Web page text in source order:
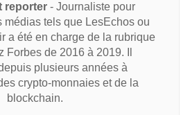
reporter- Journaliste pour
médias tels que LesEchos ou
a été en charge de la rubrique
Forbes de 2016 à 2019. Il
plusieurs années à
crypto-monnaies et de la
blockchain.